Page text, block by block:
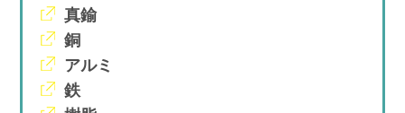
真鍮
銅
アルミ
鉄